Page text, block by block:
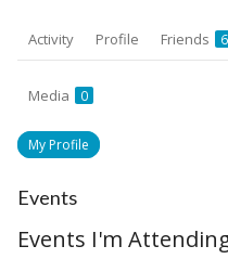
Activity Profile Friends 6
Media 0
My Profile
Events
Events I'm